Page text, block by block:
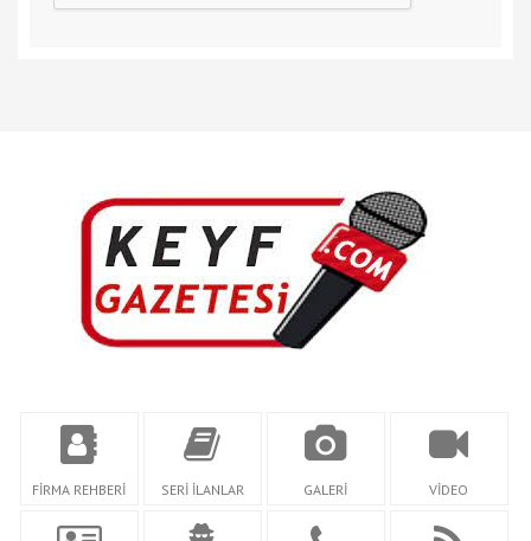
FİRMA REHBERİ SERİ İLANLAR GALERİ VİDEO